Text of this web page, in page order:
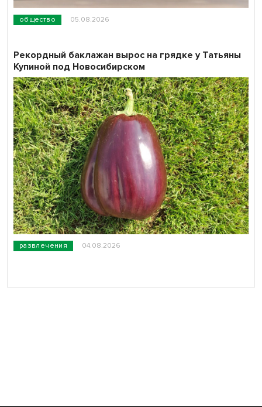
общество 05.08.2026
развлечения 04.08.2026
Рекордный баклажан вырос на грядке у Татьяны
Купиной под Новосибирском